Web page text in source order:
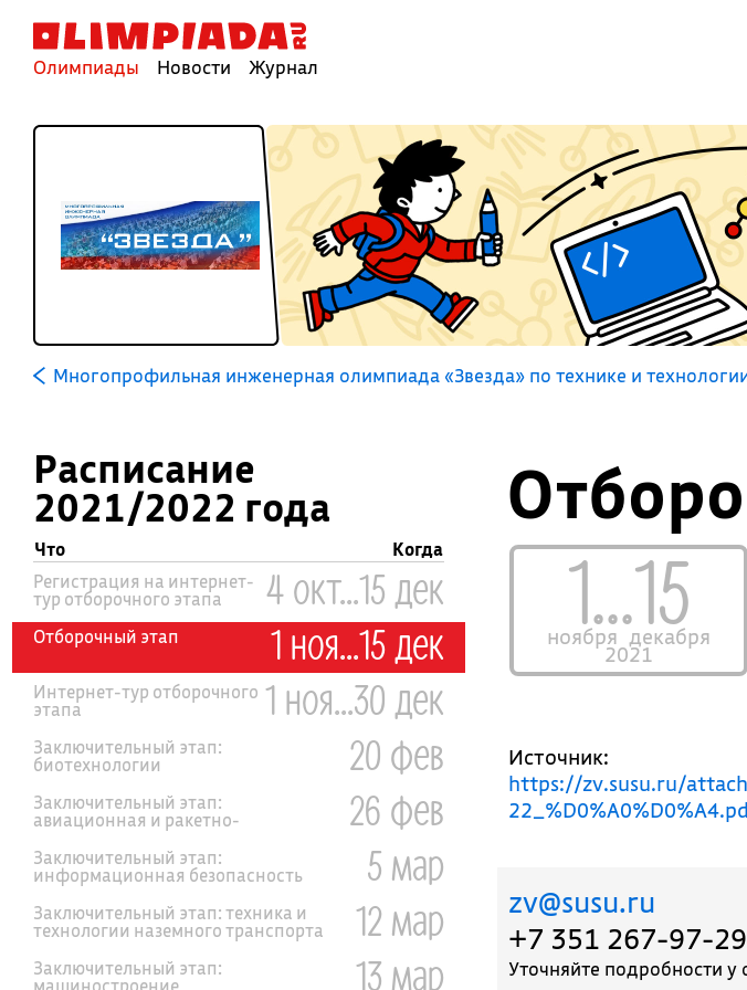
Олимпиады Новости Журнал
Многопрофильная инженерная олимпиада «Звезда» по технике и
Расписание
2021/2022 года
Что
Когда
Регистрация на интернет-
тур отборочного этапа 4 окт...15 дек
Отборочный этап 1 ноя...15 дек
Интернет-тур отборочного
этапа 1 ноя...30 дек
Заключительный этап:
биотехнологии 20 фев
Заключительный этап:
авиационная и ракетно-
космическая техника
26 фев
Заключительный этап:
информационная безопасность 5 мар
Заключительный этап: техника и
технологии наземного транспорта 12 мар
Заключительный этап:
машиностроение 13 мар
1...15
ноября декабря
2021
Источник:
https://zv.susu.ru/
zv@susu.ru
+7 351 267-97-29
Уточняйте подробности у